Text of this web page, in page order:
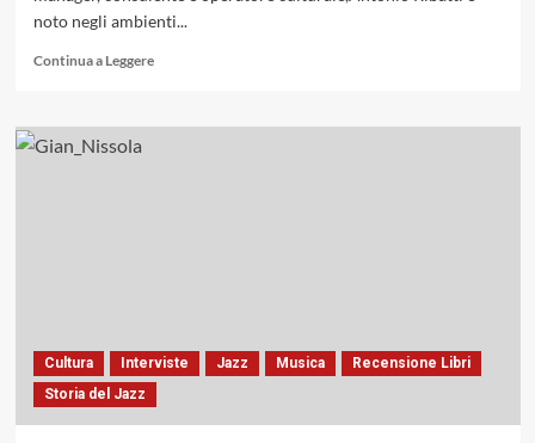
noto negli ambienti...
Continua a LeggereLeggi
su
Ribatti
si
Cultura Interviste Jazz Musica
Recensione Libri
Storia del Jazz